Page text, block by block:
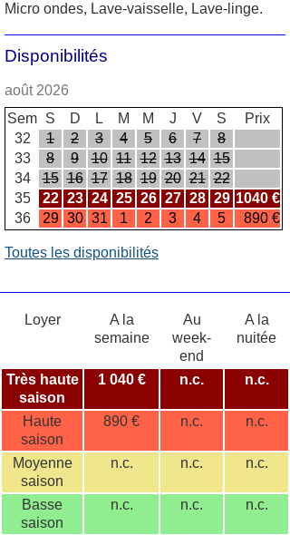
Micro ondes, Lave-vaisselle, Lave-linge.
Disponibilités
août 2026
Sem S D L M M J V S
Prix
32
1 2 3 4 5 6 7
8
33
8 9 10 11 12 13 14 15
34
15 16 17 18 19 20 21 22
35
22 23 24 25 26 27 28 29 1040 €
36
29 30 31 1 2 3 4 5 890 €
Toutes les disponibilités
Loyer
A la
semaine
Au
week-
end
A la
nuitée
Très haute
saison
1 040 € n.c. n.c.
Haute
saison
890 € n.c. n.c.
Moyenne
saison
n.c. n.c. n.c.
Basse
saison
n.c. n.c. n.c.